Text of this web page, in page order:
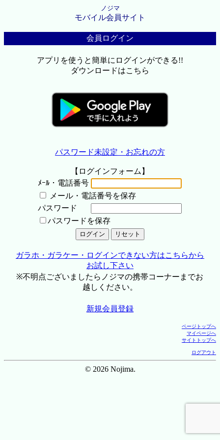
ノジマ
モバイル会員サイト
会員ログイン
アプリを使うと簡単にログインができる!!
ダウンロードはこちら
パスワード未設定・お忘れの方
【ログインフォーム】
ﾒｰﾙ・電話番号
メール・電話番号を保存
パスワード
パスワードを保存
ガラホ・ガラケー・ログインできない方はこちらから
お試し下さい
※不明点ございましたらノジマの携帯コーナーまでお
越しください。
新規会員登録
ページトップへ
マイページへ
サイトトップへ
ログアウト
© 2026 Nojima.